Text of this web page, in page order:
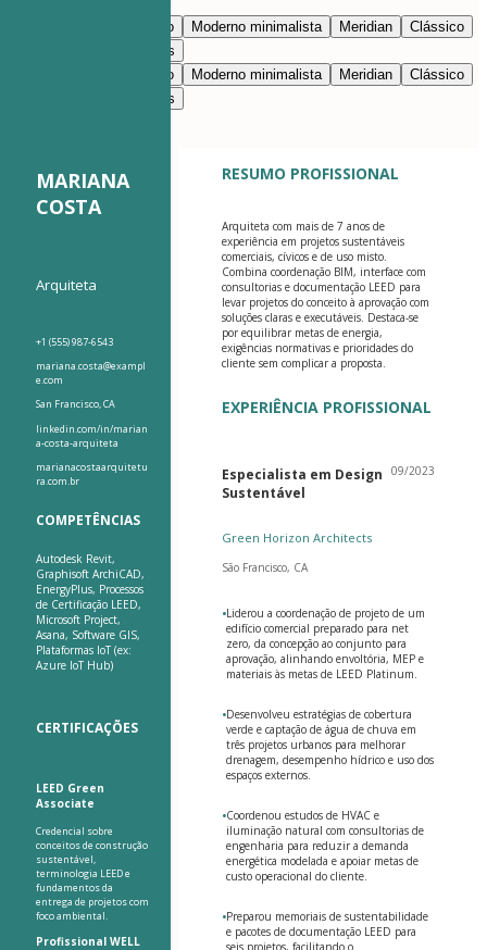
Prestígio Moderno minimalista Meridian
Clássico
Nimbus
Prestígio Moderno minimalista Meridian
Clássico
Nimbus
MARIANA
COSTA
Arquiteta
+1 (555) 987-6543
mariana.costa@exampl
e.com
San Francisco, CA
linkedin.com/in/marian
a-costa-arquiteta
marianacostaarquitetu
ra.com.br
COMPETÊNCIAS
Autodesk Revit,
Graphisoft ArchiCAD,
EnergyPlus, Processos
de Certificação LEED,
Microsoft Project,
Asana, Software GIS,
Plataformas IoT (ex:
Azure IoT Hub)
CERTIFICAÇÕES
LEED Green
Associate
Credencial sobre
conceitos de construção
sustentável,
terminologia LEED e
fundamentos da
entrega de projetos com
foco ambiental.
Profissional WELL
RESUMO PROFISSIONAL
Arquiteta com mais de 7 anos de
experiência em projetos sustentáveis
comerciais, cívicos e de uso misto.
Combina coordenação BIM, interface com
consultorias e documentação LEED para
levar projetos do conceito à aprovação com
soluções claras e executáveis. Destaca-se
por equilibrar metas de energia,
exigências normativas e prioridades do
cliente sem complicar a proposta.
EXPERIÊNCIA PROFISSIONAL
Especialista em Design
Sustentável
09/2023
Green Horizon Architects
São Francisco, CA
•Liderou a coordenação de projeto de um
edifício comercial preparado para net
zero, da concepção ao conjunto para
aprovação, alinhando envoltória, MEP e
materiais às metas de LEED Platinum.
•Desenvolveu estratégias de cobertura
verde e captação de água de chuva em
três projetos urbanos para melhorar
drenagem, desempenho hídrico e uso dos
espaços externos.
•Coordenou estudos de HVAC e
iluminação natural com consultorias de
engenharia para reduzir a demanda
energética modelada e apoiar metas de
custo operacional do cliente.
•Preparou memoriais de sustentabilidade
e pacotes de documentação LEED para
seis projetos, facilitando o